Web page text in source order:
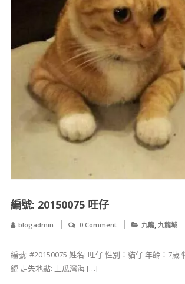
編號: 20150075 㕵仔
blogadmin 0 Comment 九龍, 九龍城
編號: #20150075 姓名: 㕵仔 性別：貓仔 年齡：7歲
鏈 走失地點: 土瓜灣海 […]